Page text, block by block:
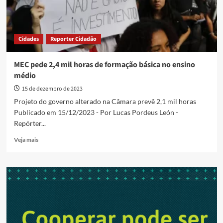
Cidades Reporter Cidadão
MEC pede 2,4 mil horas de formação básica no ensino
médio
15 de dezembro de 2023
Projeto do governo alterado na Câmara prevê 2,1 mil horas
Publicado em 15/12/2023 - Por Lucas Pordeus León -
Repórter...
Veja maisRead
MEC
pede
de